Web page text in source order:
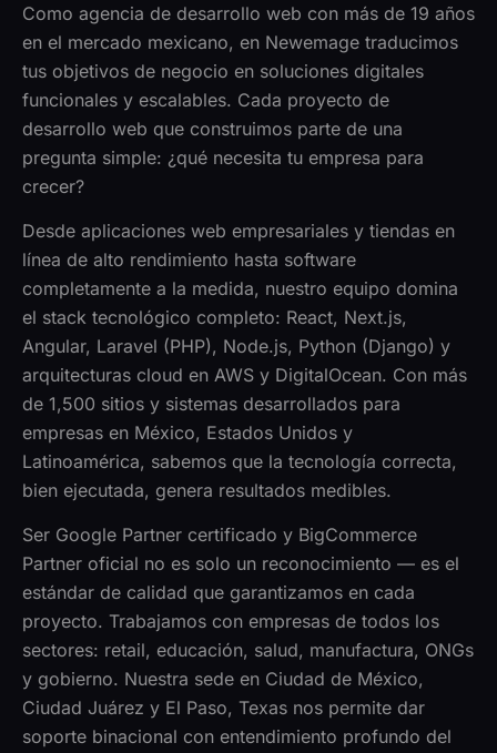
Como agencia de desarrollo web con más de 19 años
en el mercado mexicano, en Newemage traducimos
tus objetivos de negocio en soluciones digitales
funcionales y escalables. Cada proyecto de
desarrollo web que construimos parte de una
pregunta simple: ¿qué necesita tu empresa para
crecer?
Desde aplicaciones web empresariales y tiendas en
línea de alto rendimiento hasta software
completamente a la medida, nuestro equipo domina
el stack tecnológico completo: React, Next.js,
Angular, Laravel (PHP), Node.js, Python (Django) y
arquitecturas cloud en AWS y DigitalOcean. Con más
de 1,500 sitios y sistemas desarrollados para
empresas en México, Estados Unidos y
Latinoamérica, sabemos que la tecnología correcta,
bien ejecutada, genera resultados medibles.
Ser Google Partner certificado y BigCommerce
Partner oficial no es solo un reconocimiento — es el
estándar de calidad que garantizamos en cada
proyecto. Trabajamos con empresas de todos los
sectores: retail, educación, salud, manufactura, ONGs
y gobierno. Nuestra sede en Ciudad de México,
Ciudad Juárez y El Paso, Texas nos permite dar
soporte binacional con entendimiento profundo del